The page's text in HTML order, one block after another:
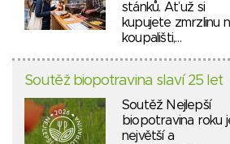
stánků. Ať už si
kupujete zmrzlinu
koupališti,…
Soutěž biopotravina slaví 25 let
Soutěž Nejlepší
biopotravina roku
největší a